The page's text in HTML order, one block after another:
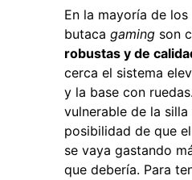
En la mayoría de
butaca gaming son
robustas y de
cerca el sistema
y la base con
vulnerable de la silla
posibilidad de que
se vaya gastando
que debería. Para